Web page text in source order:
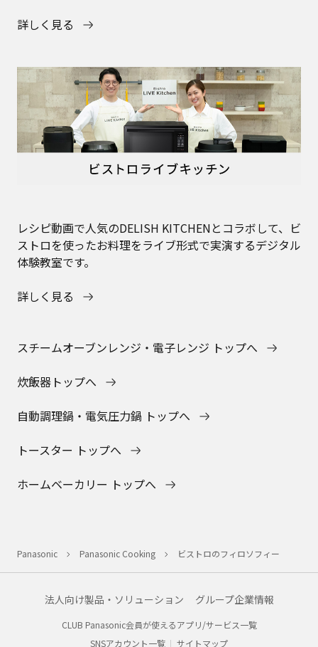
詳しく見る
レシピ動画で人気のDELISH KITCHENとコラボして、ビ
ストロを使ったお料理をライブ形式で実演するデジタル
体験教室です。
詳しく見る
スチームオーブンレンジ・電子レンジ トップへ
炊飯器トップへ
自動調理鍋・電気圧力鍋 トップへ
トースター トップへ
ホームベーカリー トップへ
Panasonic Panasonic Cooking ビストロのフィロソフィー
法人向け製品・ソリューション グループ企業情報
CLUB Panasonic会員が使えるアプリ/サービス一覧
SNSアカウント一覧
サイトマップ